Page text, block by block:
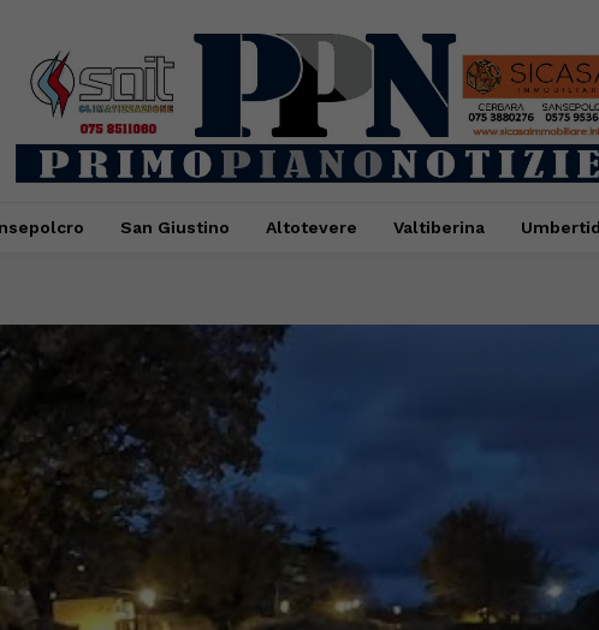
San Giustino Altotevere Valtiberina